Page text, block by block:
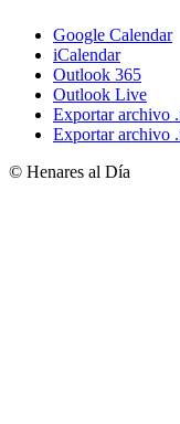
Google Calendar
iCalendar
Outlook 365
Outlook Live
Exportar archivo
Exportar archivo
© Henares al Día